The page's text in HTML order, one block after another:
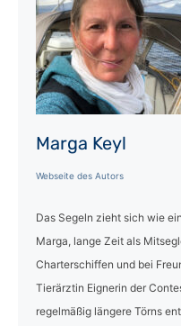
Marga Keyl
Webseite des Autors
Das Segeln zieht sich wie
Marga, lange Zeit als
Charterschiffen und bei
Tierärztin Eignerin der
regelmäßig längere Törns